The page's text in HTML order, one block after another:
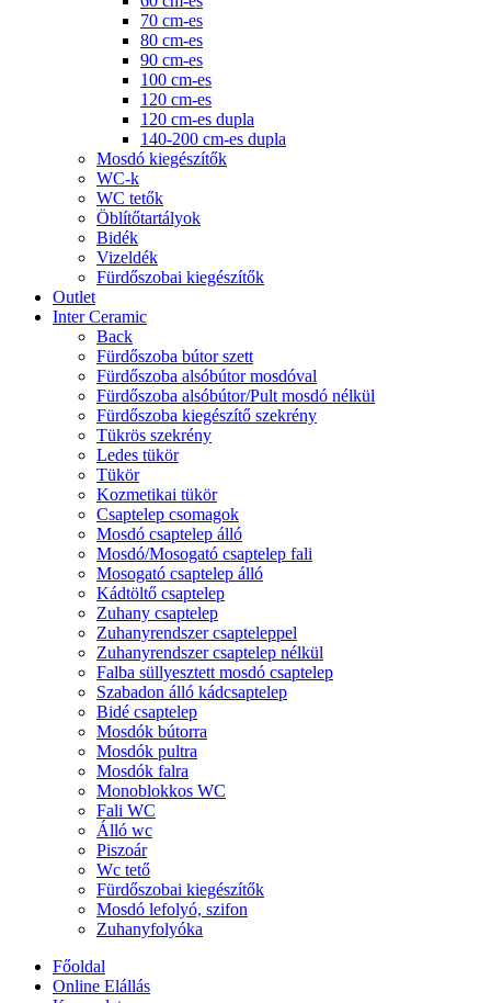
70 cm-es
80 cm-es
90 cm-es
100 cm-es
120 cm-es
120 cm-es dupla
140-200 cm-es dupla
Mosdó kiegészítők
WC-k
WC tetők
Öblítőtartályok
Bidék
Vizeldék
Fürdőszobai kiegészítők
Outlet
Inter Ceramic
Back
Fürdőszoba bútor szett
Fürdőszoba alsóbútor mosdóval
Fürdőszoba alsóbútor/Pult mosdó nélkül
Fürdőszoba kiegészítő szekrény
Tükrös szekrény
Ledes tükör
Tükör
Kozmetikai tükör
Csaptelep csomagok
Mosdó csaptelep álló
Mosdó/Mosogató csaptelep fali
Mosogató csaptelep álló
Kádtöltő csaptelep
Zuhany csaptelep
Zuhanyrendszer csapteleppel
Zuhanyrendszer csaptelep nélkül
Falba süllyesztett mosdó csaptelep
Szabadon álló kádcsaptelep
Bidé csaptelep
Mosdók bútorra
Mosdók pultra
Mosdók falra
Monoblokkos WC
Fali WC
Álló wc
Piszoár
Wc tető
Fürdőszobai kiegészítők
Mosdó lefolyó, szifon
Zuhanyfolyóka
Főoldal
Online Elállás